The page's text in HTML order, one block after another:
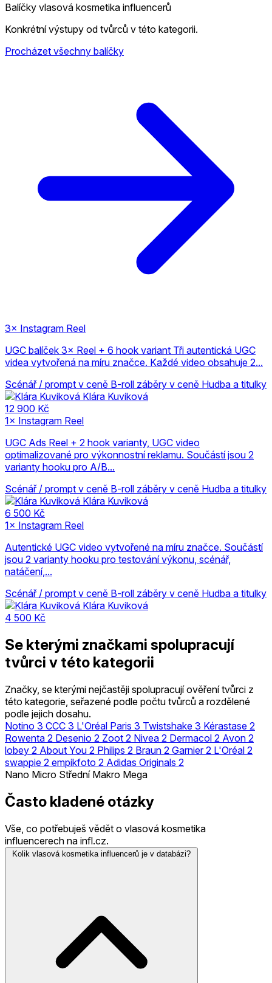
Balíčky vlasová kosmetika influencerů
Konkrétní výstupy od tvůrců v této kategorii.
Procházet všechny balíčky
3× Instagram Reel
UGC balíček 3× Reel + 6 hook variant Tři autentická UGC
videa vytvořená na míru značce. Každé video obsahuje 2...
Scénář / prompt v ceně B-roll záběry v ceně Hudba a titulky
Klára Kuviková
12 900 Kč
1× Instagram Reel
UGC Ads Reel + 2 hook varianty, UGC video
optimalizované pro výkonnostní reklamu. Součástí jsou 2
varianty hooku pro A/B...
Scénář / prompt v ceně B-roll záběry v ceně Hudba a titulky
Klára Kuviková
6 500 Kč
1× Instagram Reel
Autentické UGC video vytvořené na míru značce. Součástí
jsou 2 varianty hooku pro testování výkonu, scénář,
natáčení,...
Scénář / prompt v ceně B-roll záběry v ceně Hudba a titulky
Klára Kuviková
4 500 Kč
Se kterými značkami spolupracují
tvůrci v této kategorii
Značky, se kterými nejčastěji spolupracují ověření tvůrci z
této kategorie, seřazené podle počtu tvůrců a rozdělené
podle jejich dosahu.
Notino 3 CCC 3 L'Oréal Paris 3 Twistshake 3 Kérastase 2
Rowenta 2 Desenio 2 Zoot 2 Nivea 2 Dermacol 2 Avon 2
lobey 2 About You 2 Philips 2 Braun 2 Garnier 2 L'Oréal 2
swappie 2 empikfoto 2 Adidas Originals 2
Nano Micro Střední Makro Mega
Často kladené otázky
Vše, co potřebuješ vědět o vlasová kosmetika
influencerech na infl.cz.
Kolik vlasová kosmetika influencerů je v databázi?